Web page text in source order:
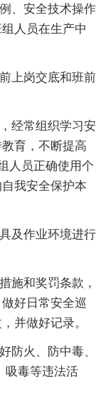
、安全技术操作
人员在生产中
上岗交底和班前
经常组织学习安
育，不断提高
人员正确使用个
我安全保护本
及作业环境进行
施和奖罚条款，
好日常安全巡
并做好记录。
防火、防中毒、
吸毒等违法活